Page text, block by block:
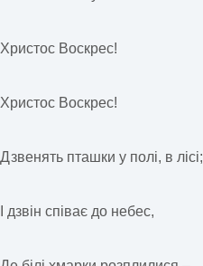
Христос Воскрес!
Христос Воскрес!
Дзвенять пташки у полі, в лісі;
І дзвін співає до небес,